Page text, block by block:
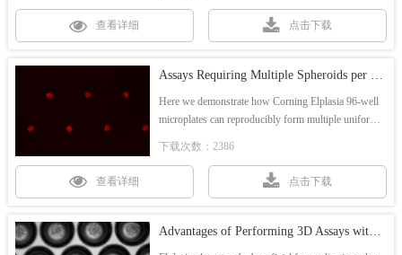
查看详细 点击下载
Assays Requiring Multiple Spheroids per Well
Here we demonstrate how Corning Elplasia 96-well
microplates can reproducibly form multiple uniform
luminescent, fluorescent, and high content imaging
下载次数：2386
查看详细 点击下载
Advantages of Performing 3D Assays with the Corning® Elplasia® Plates